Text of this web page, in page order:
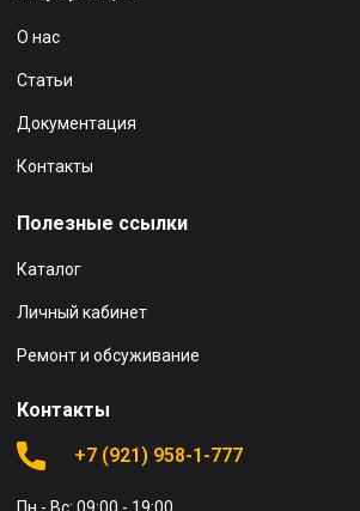
О нас
Статьи
Документация
Контакты
Полезные ссылки
Каталог
Личный кабинет
Ремонт и обсуживание
Контакты
+7 (921) 958-1-777